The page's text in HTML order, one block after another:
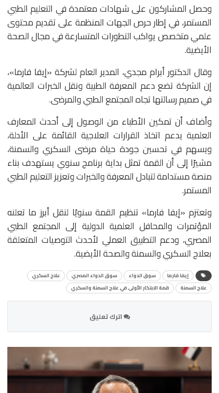
وحصل المشاركون على شهادات معتمدة في التعليم الطبي
المستمر، في إطار حرص الجهات المنظمة على تقديم محتوى
علمي متخصص يواكب التطورات المتسارعة في مجال الصحة
الأيضية.
وقال الدكتور أبرام مجدي، المدير العام لشركة «إيفا فارما»،
إن الشركة تضع دعم المعرفة الطبية ونقل الخبرات العالمية
في صميم رسالتها تجاه المجتمع الطبي والمرضى.
وأضاف أن تمكين الأطباء من الوصول إلى أحدث المعارف
العلمية يدعم اتخاذ القرارات العلاجية القائمة على الأدلة،
ويسهم في تحسين جودة حياة مرضى السكري والسمنة،
مشيرًا إلى أن القمة تمثل بداية برنامج سنوي يستهدف بناء
منصة مستدامة لتبادل المعرفة والخبرات وتعزيز التعليم الطبي
المستمر.
وتعتزم «إيفا فارما» تنظيم القمة سنويًا لنقل أبرز ما تعلنه
المؤتمرات والمحافل العلمية الدولية إلى المجتمع الطبي
المصري، ودعم التطبيق العملي لأحدث التوصيات المتعلقة
بعلاج السكري والسمنة والصحة الأيضية.
إيفا فارما سوق الدواء سوق الدواء المصري
علاج السكري
علاج السمنة
قمة الابتكار الأولى في علاج السمنة والسكري
اترك تعليق